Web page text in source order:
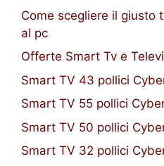
Come scegliere il giusto
al pc
Offerte Smart Tv e
Smart TV 43 pollici
Smart TV 55 pollici
Smart TV 50 pollici
Smart TV 32 pollici